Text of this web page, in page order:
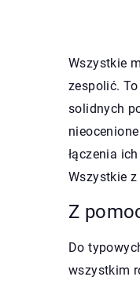
Wszystkie
zespolić.
solidnych
łączenia
Wszystkie
Z
Do
wszystkim